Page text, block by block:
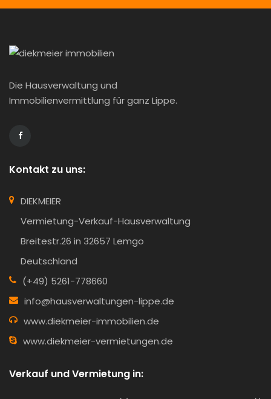
Die Hausverwaltung und
Immobilienvermittlung für ganz Lippe.
Kontakt zu uns:
DIEKMEIER
Vermietung-Verkauf-Hausverwaltung
Breitestr.26 in 32657 Lemgo
Deutschland
(+49) 5261-778660
info@hausverwaltungen-lippe.de
www.diekmeier-immobilien.de
www.diekmeier-vermietungen.de
Verkauf und Vermietung in: